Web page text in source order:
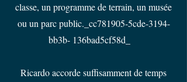
classe, un programme de terrain, un musée
ou un parc public._cc781905-5cde-3194-
bb3b- 136bad5cf58d_
Ricardo accorde suffisamment de temps